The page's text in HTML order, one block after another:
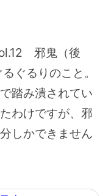
邪鬼（後
ぐるりのこと。
踏み潰されてい
わけですが、邪
しかできません